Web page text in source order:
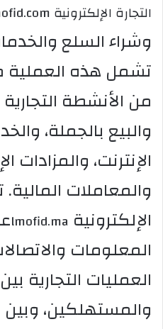
التجارة الإلكترونية lmofid.com
وشراء السلع
تشمل هذه
من الأنشطة التجارية
والبيع بالجملة،
الإنترنت، والمزادات
والمعاملات المالية.
الإلكترونية lmofid.ma
المعلومات
العمليات التجارية
والمستهلكين،